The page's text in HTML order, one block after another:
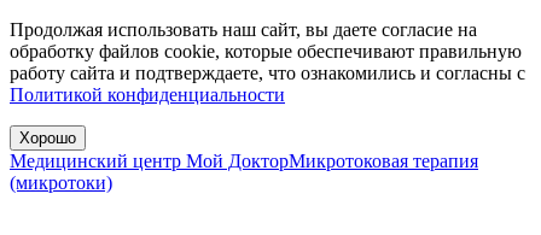
Продолжая использовать наш сайт, вы даете согласие на
обработку файлов cookie, которые обеспечивают правильную
работу сайта и подтверждаете, что ознакомились и согласны с
Политикой конфиденциальности
Хорошо
Медицинский центр Мой ДокторМикротоковая терапия
(микротоки)